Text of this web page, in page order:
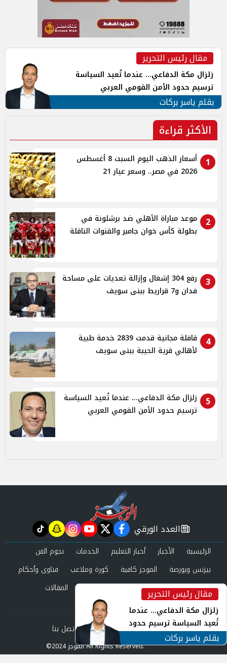
مقال رئيس التحرير
زلزال مكة الدفاعي... عندما تُعيد السياسة
ترسيم حدود الأمن القومي العربي
بقلم ياسر بركات
الأكثر قراءة
1
أسعار الذهب اليوم السبت 8 أغسطس
2026 في مصر.. وسعر عيار 21
2
موعد مباراة الأهلي ضد برشلونة في
بطولة كأس خوان جامبر والقنوات الناقلة
3
رفع 304 إشغال وإزالة تعديات على مساحة
فدان و7 قراريط ببنى سويف
4
قافلة مجانية قدمت 2839 خدمة طبية
لأهالي قرية الحيبة ببنى سويف
5
زلزال مكة الدفاعي... عندما تُعيد السياسة
ترسيم حدود الأمن القومي العربي
مقال رئيس التحرير
زلزال مكة الدفاعي... عندما
تُعيد السياسة ترسيم حدود
الأمن القومي العربي
بقلم ياسر بركات
newspaper
العدد الورقي facebook
twitter
youtube
instagram
snapchat
tiktok
الرئيسية الأخبار أخبار التعليم الخدمات
نجوم الفن
بيزنس وبورصة
الموجز كافية كورة وملاعب
فتاوى وأحكام
صحة وجمال
عرب وعالم حوادث ومحاكم
المقالات
العدد الورقي
من نحن
سياسة الخصوصية اتصل بنا
©2024 الموجز All Rights Reserved.